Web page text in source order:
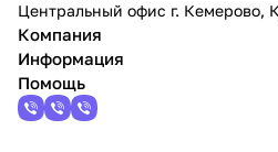
Центральный офис г. Кемерово,
Компания
Информация
Помощь